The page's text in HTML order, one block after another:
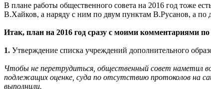
В плане работы общественного совета на 2016 год тоже
В.Хайков, а наряду с ним по двум пунктам В.Русанов, а
Итак, план на 2016 год сразу с моими комментариями
1. Утверждение списка учреждений дополнительного
Чтобы не перетрудиться, общественный совет наметил
подлежащих оценке, суда по отсутствию протоколов на
выполнили.